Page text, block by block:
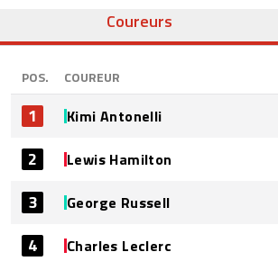
Coureurs
POS. COUREUR
1 Kimi Antonelli
2 Lewis Hamilton
3 George Russell
4 Charles Leclerc